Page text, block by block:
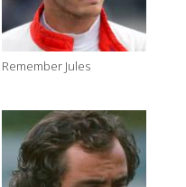
Remember Jules